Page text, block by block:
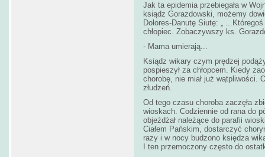
Jak ta epidemia przebiegała w
ksiądz Gorazdowski, możemy
Dolores-Danutę Siutę: „
chłopiec. Zobaczywszy ks.
- Mama umierają...
Ksiądz wikary czym prędzej
pospieszył za chłopcem. Kiedy
chorobę, nie miał już wątpliwości.
złudzeń.
Od tego czasu choroba zaczęła
wioskach. Codziennie od rana do
objeżdżał należące do parafii
Ciałem Pańskim, dostarczyć
razy i w nocy budzono księdza
I ten przemoczony często do